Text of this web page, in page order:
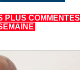
PLUS COMMENTÉS